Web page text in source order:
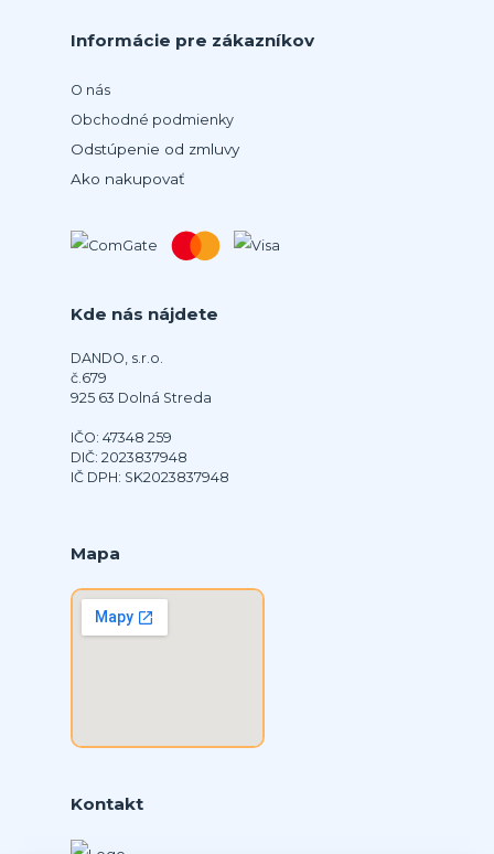
Informácie pre zákazníkov
O nás
Obchodné podmienky
Odstúpenie od zmluvy
Ako nakupovať
Kde nás nájdete
DANDO, s.r.o.
č.679
925 63 Dolná Streda
IČO: 47348 259
DIČ: 2023837948
IČ DPH: SK2023837948
Mapa
Kontakt